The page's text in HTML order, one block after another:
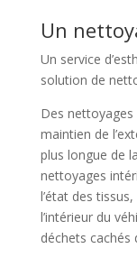
Un
Un service
solution de
Des
maintien de
plus longue de
nettoyages
l’état des
l’intérieur du
déchets cachés